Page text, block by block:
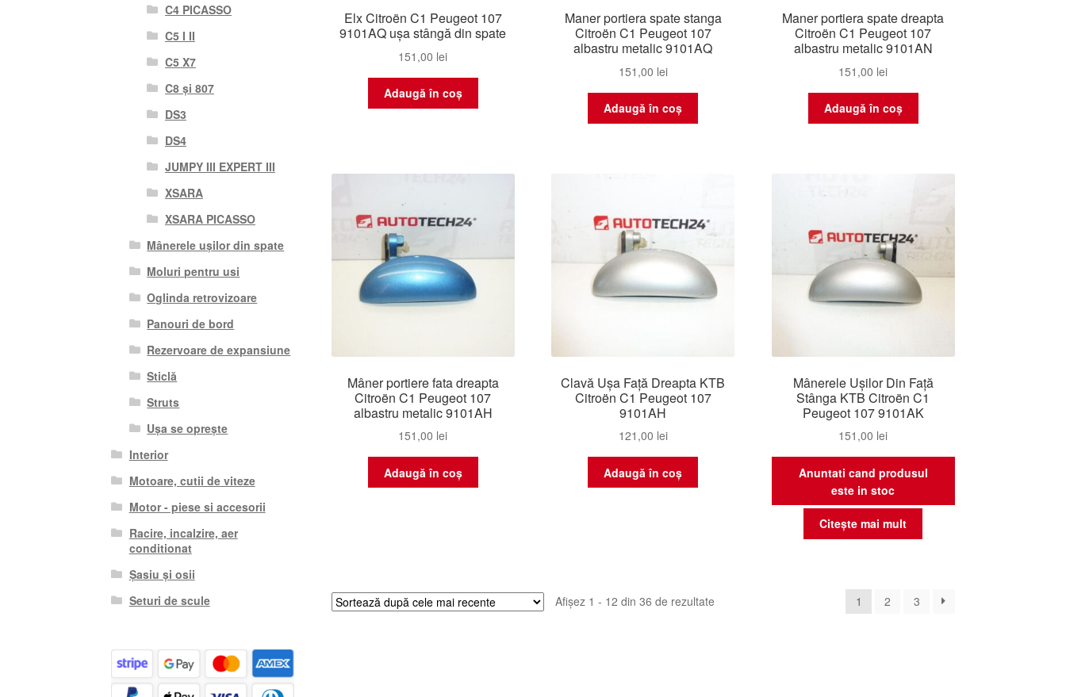
Elx Citroën C1 Peugeot 107
9101AQ ușa stângă din spate
151,00 lei
Adaugă în coș
Maner portiera spate stanga
Citroën C1 Peugeot 107
albastru metalic 9101AQ
151,00 lei
Adaugă în coș
Maner portiera spate dreapta
Citroën C1 Peugeot 107
albastru metalic 9101AN
151,00 lei
Adaugă în coș
Mâner portiere fata dreapta
Citroën C1 Peugeot 107
albastru metalic 9101AH
151,00 lei
Adaugă în coș
Clavă Ușa Față Dreapta KTB
Citroën C1 Peugeot 107
9101AH
121,00 lei
Adaugă în coș
Mânerele Ușilor Din Față
Stânga KTB Citroën C1
Peugeot 107 9101AK
151,00 lei
Anuntati cand produsul
este in stoc
Citește mai mult
Afișez 1 - 12 din 36 de rezultateSortat
1 2 3
C4 PICASSO
C5 I II
C5 X7
C8 și 807
DS3
DS4
JUMPY III EXPERT III
XSARA
XSARA PICASSO
Mânerele ușilor din spate
Moluri pentru usi
Oglinda retrovizoare
Panouri de bord
Rezervoare de expansiune
Sticlă
Struts
Ușa se oprește
Interior
Motoare, cutii de viteze
Motor - piese si accesorii
Racire, incalzire, aer
conditionat
Șasiu și osii
Seturi de scule